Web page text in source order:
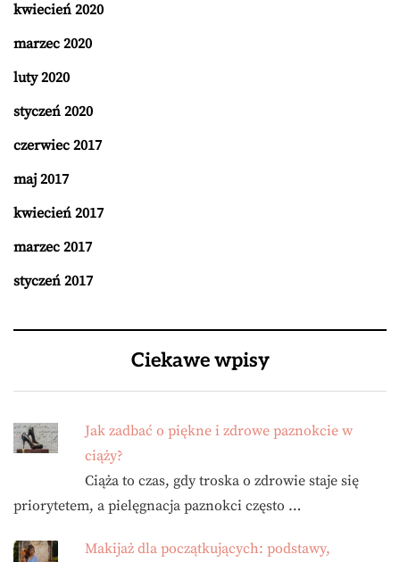
kwiecień 2020
marzec 2020
luty 2020
styczeń 2020
czerwiec 2017
maj 2017
kwiecień 2017
marzec 2017
styczeń 2017
Ciekawe wpisy
Jak zadbać o piękne i zdrowe paznokcie w
ciąży?
Ciąża to czas, gdy troska o zdrowie staje się
priorytetem, a pielęgnacja paznokci często …
Makijaż dla początkujących: podstawy,